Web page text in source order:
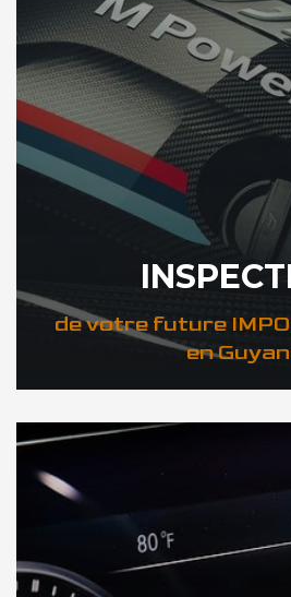
de votre future
en
DÉCOUVREZ VOTRE INSPECTION